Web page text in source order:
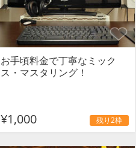
お手頃料金で丁寧なミック
ス・マスタリング！
¥1,000 残り2枠